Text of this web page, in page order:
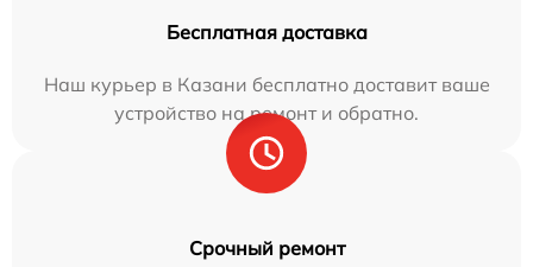
Бесплатная доставка
Наш курьер в Казани бесплатно доставит ваше
устройство на ремонт и обратно.
Срочный ремонт